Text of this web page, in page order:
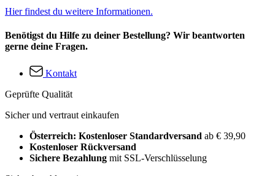
Hier findest du weitere Informationen.
Benötigst du Hilfe zu deiner Bestellung? Wir beantworten
gerne deine Fragen.
Kontakt
Geprüfte Qualität
Sicher und vertraut einkaufen
Österreich: Kostenloser Standardversand ab € 39,90
Kostenloser Rückversand
Sichere Bezahlung mit SSL-Verschlüsselung